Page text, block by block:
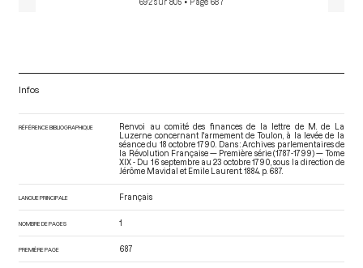
Infos
RÉFÉRENCE BIBLIOGRAPHIQUE
Renvoi au comité des finances de la lettre de M. de La
Luzerne concernant l'armement de Toulon, à la levée de la
séance du 18 octobre 1790. Dans : Archives parlementaires de
la Révolution Française — Première série (1787-1799) — Tome
XIX - Du 16 septembre au 23 octobre 1790 , sous la direction de
Jérôme Mavidal et Emile Laurent. 1884. p. 687.
LANGUE PRINCIPALE Français
NOMBRE DE PAGES 1
PREMIÈRE PAGE 687